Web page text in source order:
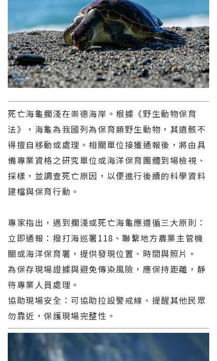
死亡海龜擱淺在崇德海岸。根據《野生動物保育
法》，海龜為我國列為保育類野生動物，其遺骸不
得擅自移動或處理。相關單位接獲通報後，將由具
備專業資格之研究單位或海洋保育團體到場檢視、
採樣，並調查死亡原因，以便進行後續的科學資料
建檔與保育行動。
專家指出，遇到擱淺或死亡海龜應遵循三大原則：
立即通報：撥打海巡署118、聯繫地方農業主管機
關或海洋保育署，提供發現位置、時間與照片。
為保存現場證據與避免傳染風險，應保持距離，靜
待專業人員處理。
協助現場安全：可協助拉設警戒線、提醒其他民眾
勿靠近，保護現場完整性。